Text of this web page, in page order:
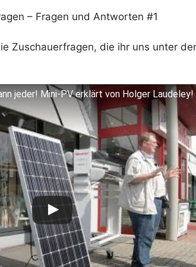
– Fragen und Antworten #1
Zuschauerfragen, die ihr uns unter
jeder! Mini-PV erklärt von Holger Laudeley!